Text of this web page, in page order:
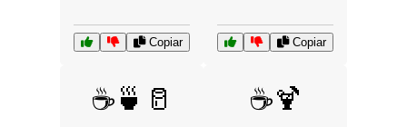
Copiar Copiar
☕🍵🥛 ☕🍹